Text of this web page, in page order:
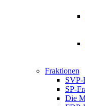
Fraktionen
SVP-
SP-
Die